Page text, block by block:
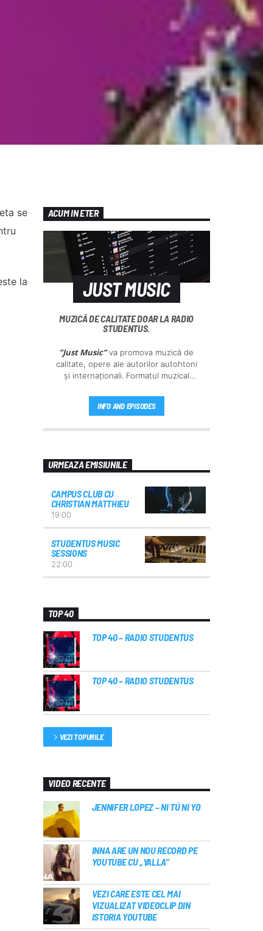
se
la
ACUM IN ETER
JUST MUSIC
MUZICĂ DE CALITATE DOAR LA RADIO
STUDENTUS.
”Just Music”va promova muzică de
calitate, opere ale autorilor autohtoni
și internaționali. Formatul muzical
conform dorințelor ascultătorilor
noștri.
INFO AND EPISODES
URMEAZA EMISIUNILE
CAMPUS CLUB CU
CHRISTIAN MATTHIEU
19:00
STUDENTUS MUSIC
SESSIONS
22:00
TOP 40
TOP 40 – RADIO STUDENTUS
TOP 40 – RADIO STUDENTUS
VEZI TOPURILE
VIDEO RECENTE
JENNIFER LOPEZ – NI TÚ NI YO
INNA ARE UN NOU RECORD PE
YOUTUBE CU „YALLA”
VEZI CARE ESTE CEL MAI
VIZUALIZAT VIDEOCLIP DIN
ISTORIA YOUTUBE